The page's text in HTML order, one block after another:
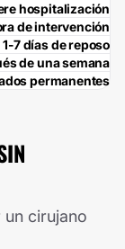
hospitalización
de intervención
1-7 días de reposo
de una semana
permanentes
cirujano